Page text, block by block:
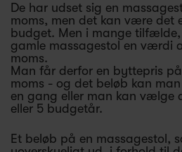
De har udset sig en
moms, men det kan være det
budget. Men i mange
gamle massagestol en værdi
moms.
Man får derfor en byttepris
moms - og det beløb kan
en gang eller man kan vælge
eller 5 budgetår.
Et beløb på en massagestol,